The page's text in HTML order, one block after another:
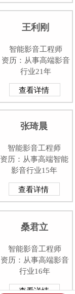
王利刚
智能影音工程师
资历：从事高端影音
行业21年
查看详情
张琦晨
智能影音工程师
资历：从事高端智能
影音行业15年
查看详情
桑君立
智能影音工程师
资历：从事高端影音
行业16年
查看详情